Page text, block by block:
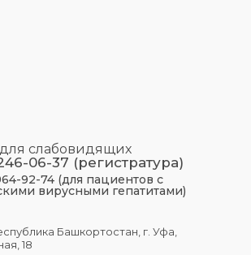
слабовидящих
06-37 (регистратура)
92-74 (для пациентов с
вирусными гепатитами)
Башкортостан, г. Уфа,
18